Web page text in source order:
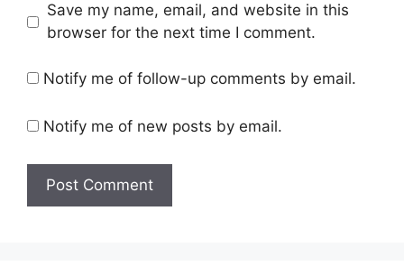
Save my name, email, and website in this
browser for the next time I comment.
Notify me of follow-up comments by email.
Notify me of new posts by email.